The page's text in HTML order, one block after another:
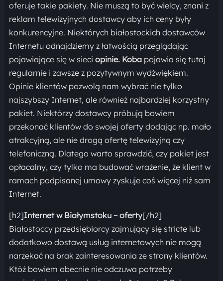
oferuje takie pakiety. Nie muszą to być wielcy, znani z
reklam telewizyjnych dostawcy aby ich ceny były
konkurencyjne. Niektórych białostockich dostawców
Internetu odnajdziemy z łatwością przeglądając
pojawiające się w sieci opinie. Kobapojawia się tutaj
regularnie i zawsze z pozytywnym wydźwiękiem.
Opinie klientów pozwolą nam wybrać nie tylko
najszybszy Internet, ale również najbardziej korzystny
pakiet. Niektórzy dostawcy próbują bowiem
przekonać klientów do swojej oferty dodając np. mało
atrakcyjną, ale nie drogą ofertę telewizyjną czy
telefoniczną. Dlatego warto sprawdzić, czy pakiet jest
opłacalny, czy tylko ma budować wrażenie, że klient w
ramach podpisanej umowy zyskuje coś więcej niż sam
Internet.
[h2]Internet w Białymstoku – oferty[/h2]
Białostoccy przedsiębiorcy zajmujący się stricte lub
dodatkowo dostawą usług internetowych nie mogą
narzekać na brak zainteresowania ze strony klientów.
Któż bowiem obecnie nie odczuwa potrzeby